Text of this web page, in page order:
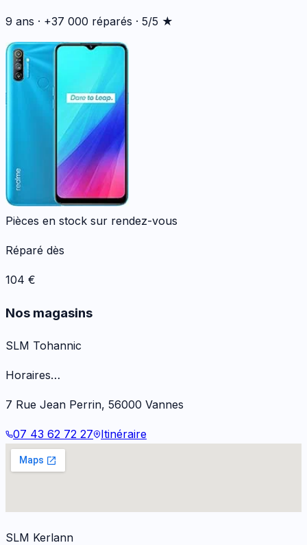
9 ans · +37 000 réparés · 5/5 ★
Pièces en stock sur rendez-vous
Réparé dès
104 €
Nos magasins
SLM Tohannic
Horaires…
7 Rue Jean Perrin, 56000 Vannes
07 43 62 72 27 Itinéraire
SLM Kerlann